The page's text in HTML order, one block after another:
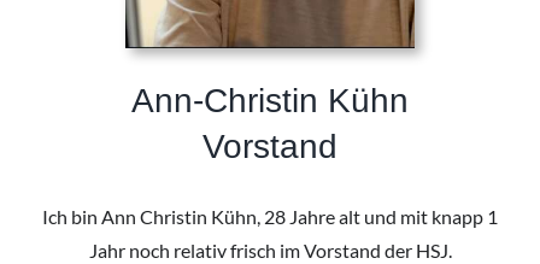
Ann-Christin Kühn
Vorstand
Ich bin Ann Christin Kühn, 28 Jahre alt und mit knapp 1
Jahr noch relativ frisch im Vorstand der HSJ.